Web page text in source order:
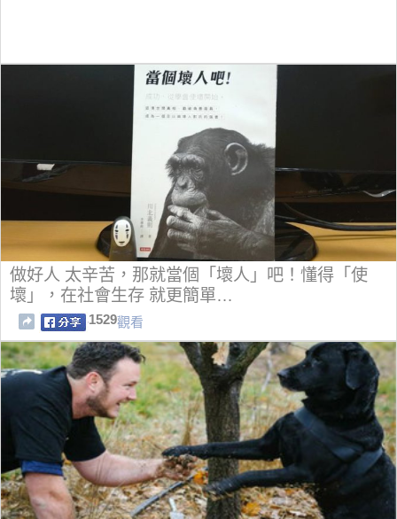
做好人 太辛苦，那就當個「壞人」吧！懂得「使
壞」，在社會生存 就更簡單…
1529觀看